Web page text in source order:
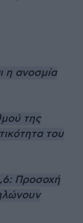
η ανοσμία
της
του
Προσοχή